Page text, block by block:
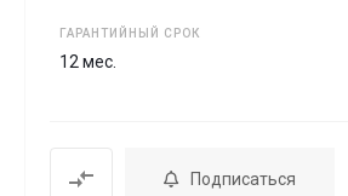
ГАРАНТИЙНЫЙ СРОК
12 мес.
Подписаться